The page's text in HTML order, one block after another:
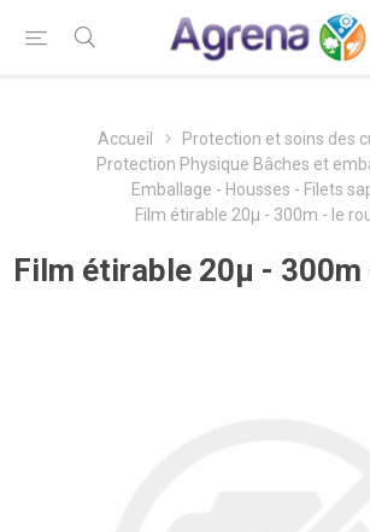
Accueil
Protection et soins des
Protection Physique Bâches et
Emballage - Housses - Filets
Film étirable 20µ - 300m - le
Film étirable 20µ - 300m